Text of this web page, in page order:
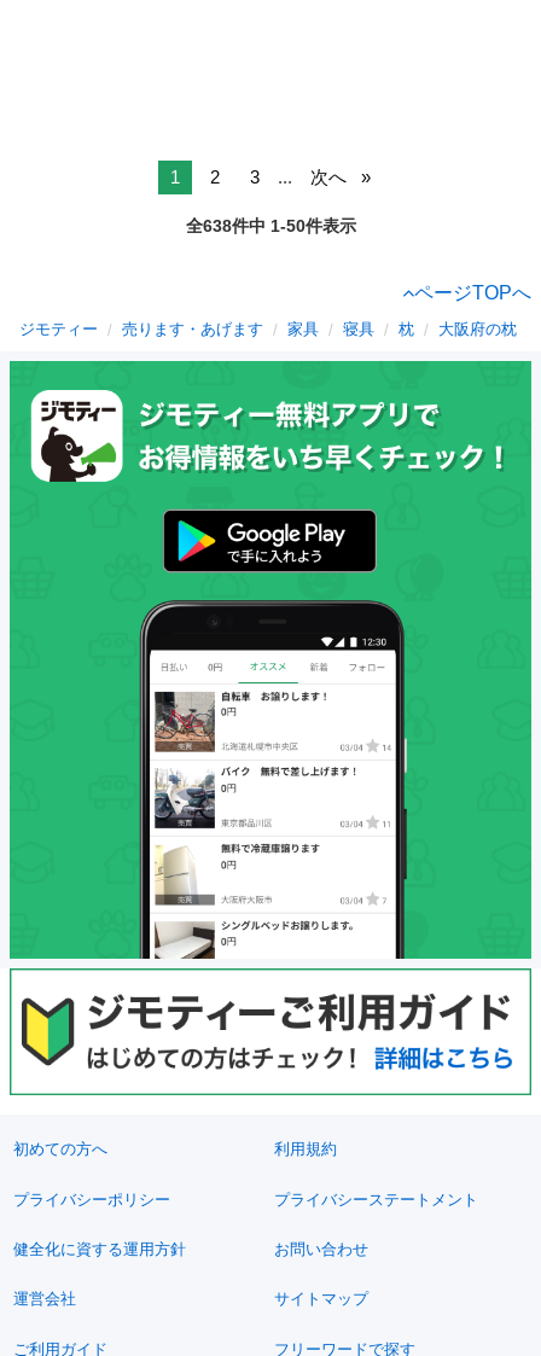
1 2 3 ... 次へ
全638件中 1-50件表示
ページTOPへ
ジモティー 売ります・あげます 家具 寝具 枕 大阪府の枕
初めての方へ 利用規約
プライバシーポリシー プライバシーステートメント
健全化に資する運用方針 お問い合わせ
運営会社 サイトマップ
ご利用ガイド フリーワードで探す